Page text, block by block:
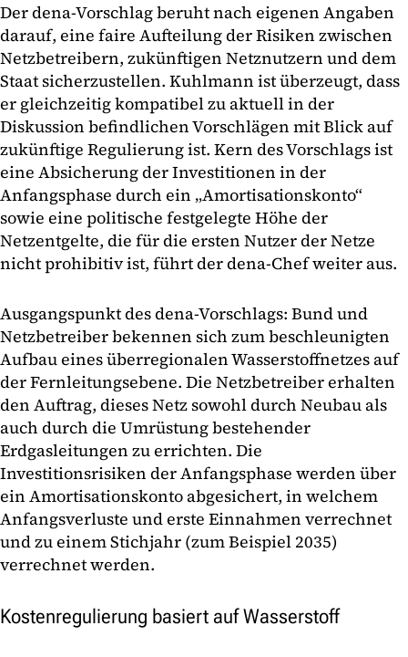
Der dena-Vorschlag beruht nach eigenen Angaben
darauf, eine faire Aufteilung der Risiken zwischen
Netzbetreibern, zukünftigen Netznutzern und dem
Staat sicherzustellen. Kuhlmann ist überzeugt, dass
er gleichzeitig kompatibel zu aktuell in der
Diskussion befindlichen Vorschlägen mit Blick auf
zukünftige Regulierung ist. Kern des Vorschlags ist
eine Absicherung der Investitionen in der
Anfangsphase durch ein „Amortisationskonto“
sowie eine politische festgelegte Höhe der
Netzentgelte, die für die ersten Nutzer der Netze
nicht prohibitiv ist, führt der dena-Chef weiter aus.
Ausgangspunkt des dena-Vorschlags: Bund und
Netzbetreiber bekennen sich zum beschleunigten
Aufbau eines überregionalen Wasserstoffnetzes auf
der Fernleitungsebene. Die Netzbetreiber erhalten
den Auftrag, dieses Netz sowohl durch Neubau als
auch durch die Umrüstung bestehender
Erdgasleitungen zu errichten. Die
Investitionsrisiken der Anfangsphase werden über
ein Amortisationskonto abgesichert, in welchem
Anfangsverluste und erste Einnahmen verrechnet
und zu einem Stichjahr (zum Beispiel 2035)
verrechnet werden.
Kostenregulierung basiert auf Wasserstoff